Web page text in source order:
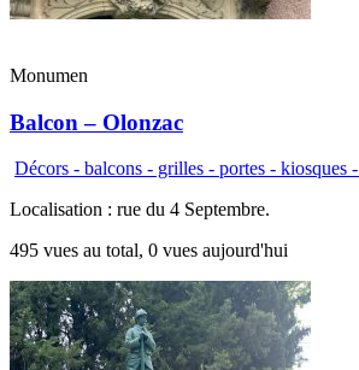
Monumen
Balcon – Olonzac
Décors - balcons - grilles - portes - kiosques
Localisation : rue du 4 Septembre.
495 vues au total, 0 vues aujourd'hui